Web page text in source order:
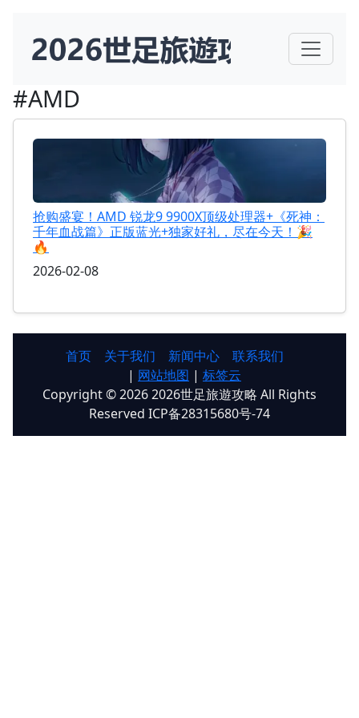
#AMD
抢购盛宴！AMD 锐龙9 9900X顶级处理器+《死神：
千年血战篇》正版蓝光+独家好礼，尽在今天！🎉
🔥
2026-02-08
首页 关于我们 新闻中心
联系我们
| 网站地图 | 标签云
Copyright © 2026 2026世足旅遊攻略 All Rights
Reserved ICP备28315680号-74